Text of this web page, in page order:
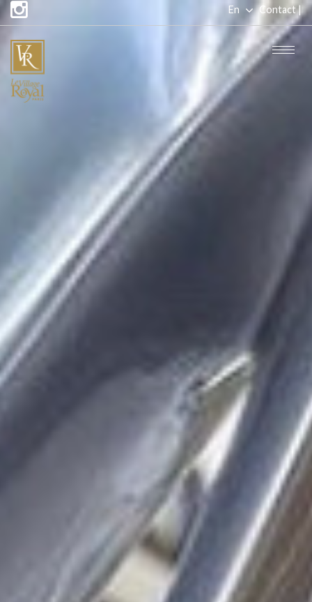
En
Fr
Contact |